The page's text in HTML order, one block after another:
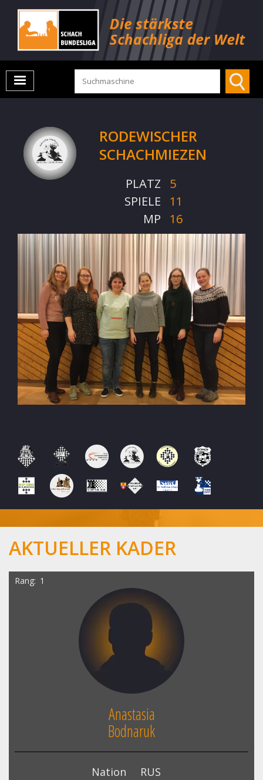
RODEWISCHER
SCHACHMIEZEN
PLATZ
5
SPIELE
11
MP
16
AKTUELLER KADER
Rang 1
Anastasia
Bodnaruk
Nation
RUS